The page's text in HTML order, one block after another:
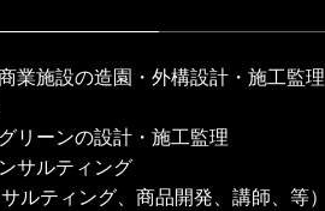
業施設の造園・外構設計・施工監理
リーンの設計・施工監理
サルティング
ルティング、商品開発、講師、等）